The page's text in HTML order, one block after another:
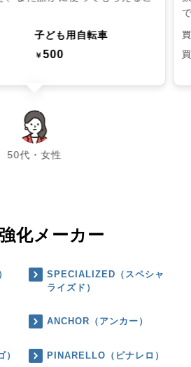
子ども用自転車
￥500
50代・女性
chevron_left chevron_right
化メーカー
SPECIALIZED（スペシャ
ライズド）
ANCHOR（アンカー）
PINARELLO（ピナレロ）